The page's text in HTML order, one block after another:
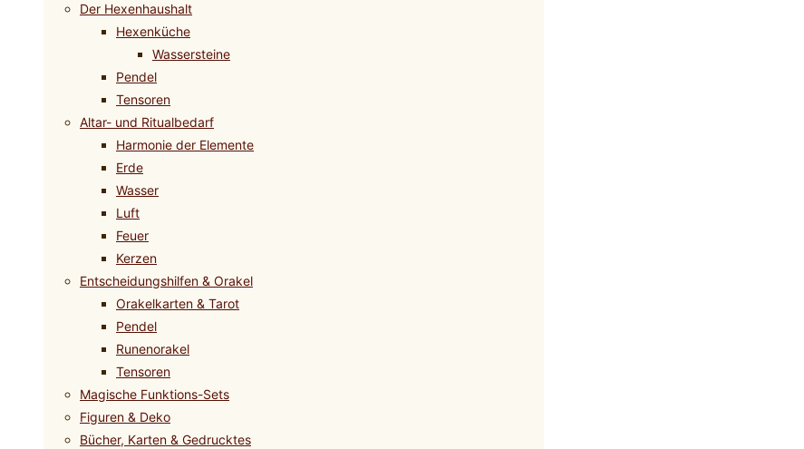
Der Hexenhaushalt
Hexenküche
Wassersteine
Pendel
Tensoren
Altar- und Ritualbedarf
Harmonie der Elemente
Erde
Wasser
Luft
Feuer
Kerzen
Entscheidungshilfen & Orakel
Orakelkarten & Tarot
Pendel
Runenorakel
Tensoren
Magische Funktions-Sets
Figuren & Deko
Bücher, Karten & Gedrucktes